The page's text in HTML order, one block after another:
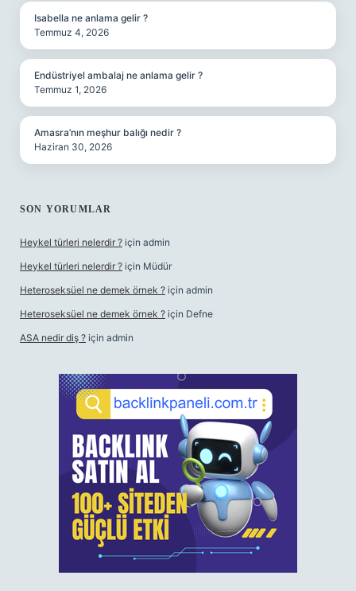
Isabella ne anlama gelir ?
Temmuz 4, 2026
Endüstriyel ambalaj ne anlama gelir ?
Temmuz 1, 2026
Amasra’nın meşhur balığı nedir ?
Haziran 30, 2026
SON YORUMLAR
Heykel türleri nelerdir ? için admin
Heykel türleri nelerdir ? için Müdür
Heteroseksüel ne demek örnek ? için admin
Heteroseksüel ne demek örnek ? için Defne
ASA nedir diş ? için admin